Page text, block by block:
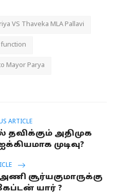
VS Thaveka MLA Pallavi
Mayor Parya
ARTICLE
தவிக்கும் அதிமுக
முடிவு?
அணி சூர்யகுமாருக்கு
யார் ?